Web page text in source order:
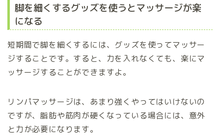
脚を細くするグッズを使うとマッサージが楽
になる
短期間で脚を細くするには、グッズを使ってマッサー
ジすることです。すると、力を入れなくても、楽にマ
ッサージすることができますよ。
リンパマッサージは、あまり強くやってはいけないの
ですが、脂肪や筋肉が硬くなっている場合には、意外
と力が必要になります。